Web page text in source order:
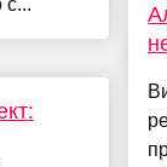
с...